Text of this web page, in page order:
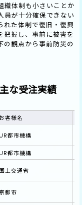
織体制も小さいことか
員が十分確保できない
れた体制で復旧・復興
把握し、事前に被害を
の観点から事前防災の
な受注実績
お客様名
UR都市機構
UR都市機構
土交通省
都市